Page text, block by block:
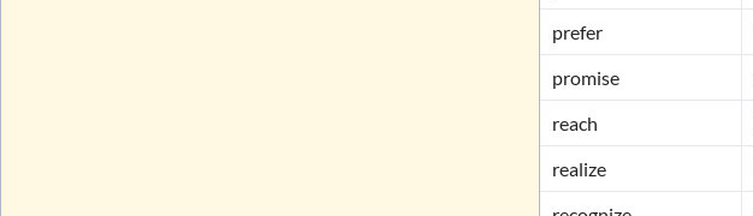
prefer
promise
reach
realize